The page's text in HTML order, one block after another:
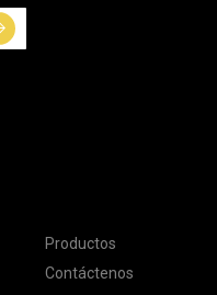
Productos
Contáctenos